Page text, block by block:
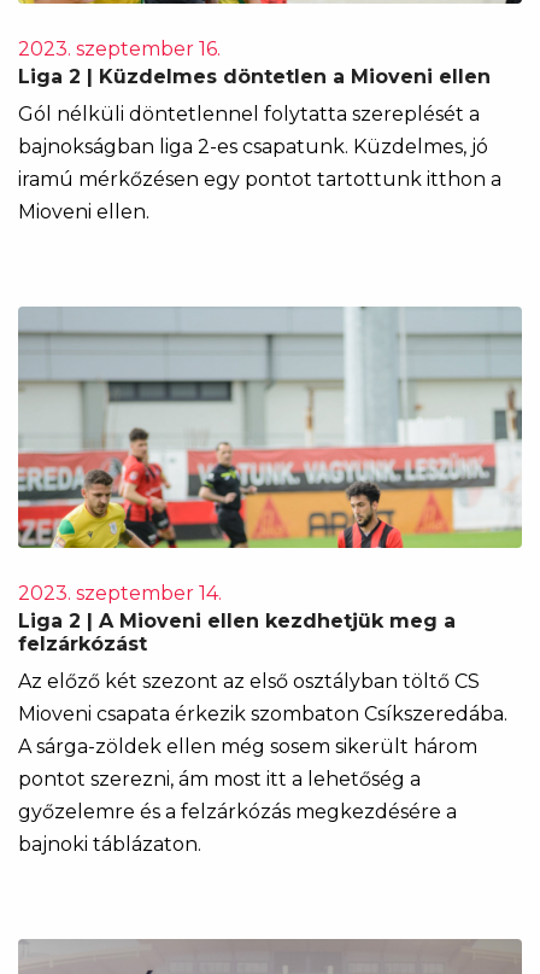
2023. szeptember 16.
Liga 2 | Küzdelmes döntetlen a Mioveni ellen
Gól nélküli döntetlennel folytatta szereplését a
bajnokságban liga 2-es csapatunk. Küzdelmes, jó
iramú mérkőzésen egy pontot tartottunk itthon a
Mioveni ellen.
2023. szeptember 14.
Liga 2 | A Mioveni ellen kezdhetjük meg a
felzárkózást
Az előző két szezont az első osztályban töltő CS
Mioveni csapata érkezik szombaton Csíkszeredába.
A sárga-zöldek ellen még sosem sikerült három
pontot szerezni, ám most itt a lehetőség a
győzelemre és a felzárkózás megkezdésére a
bajnoki táblázaton.